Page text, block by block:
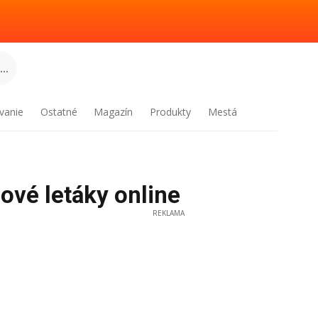
Ostatné Magazín Produkty Mestá
letáky online
REKLAMA